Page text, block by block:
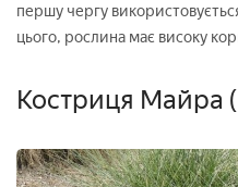
першу чергу
цього, рослина має високу
Костриця Майра